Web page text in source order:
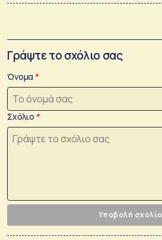
Γράψτε το σχόλιο σας
Όνομα
Σχόλιο
Υποβολή